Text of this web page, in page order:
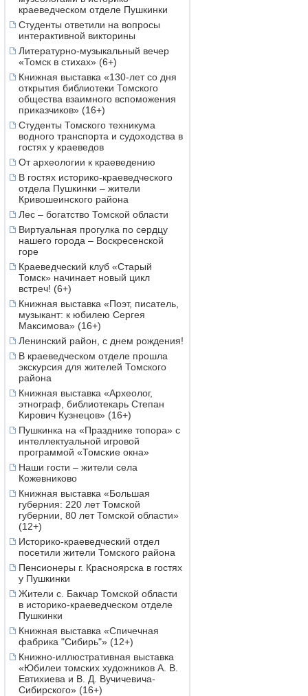
краеведческом отделе Пушкинки
Студенты ответили на вопросы
интерактивной викторины
Литературно-музыкальный вечер
«Томск в стихах» (6+)
Книжная выставка «130-лет со дня
открытия библиотеки Томского
общества взаимного вспоможения
приказчиков» (16+)
Студенты Томского техникума
водного транспорта и судоходства в
гостях у краеведов
От археологии к краеведению
В гостях историко-краеведческого
отдела Пушкинки – жители
Кривошеинского района
Лес – богатство Томской области
Виртуальная прогулка по сердцу
нашего города – Воскресенской
горе
Краеведческий клуб «Старый
Томск» начинает новый цикл
встреч! (6+)
Книжная выставка «Поэт, писатель,
музыкант: к юбилею Сергея
Максимова» (16+)
Ленинский район, с днем рождения!
В краеведческом отделе прошла
экскурсия для жителей Томского
района
Книжная выставка «Археолог,
этнограф, библиотекарь Степан
Кирович Кузнецов» (16+)
Пушкинка на «Празднике топора» с
интеллектуальной игровой
программой «Томские окна»
Наши гости – жители села
Кожевниково
Книжная выставка «Большая
губерния: 220 лет Томской
губернии, 80 лет Томской области»
(12+)
Историко-краеведческий отдел
посетили жители Томского района
Пенсионеры г. Красноярска в гостях
у Пушкинки
Жители с. Бакчар Томской области
в историко-краеведческом отделе
Пушкинки
Книжная выставка «Спичечная
фабрика "Сибирь"» (12+)
Книжно-иллюстративная выставка
«Юбилеи томских художников А. В.
Евтихиева и В. Д. Вучичевича-
Сибирского» (16+)